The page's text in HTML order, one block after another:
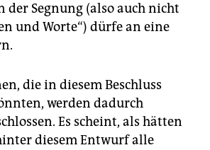
der Segnung (also auch nicht
und Worte“) dürfe an eine
die in diesem Beschluss
werden dadurch
Es scheint, als hätten
diesem Entwurf alle